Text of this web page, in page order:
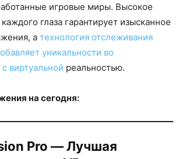
игровые миры. Высокое
глаза гарантирует изысканное
а технология отслеживания
уникальности во
виртуальной реальностью.
на сегодня:
Pro — Лучшая